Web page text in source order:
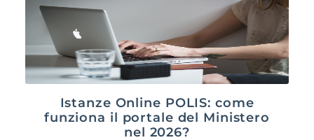
Istanze Online POLIS: come
funziona il portale del Ministero
nel 2026?